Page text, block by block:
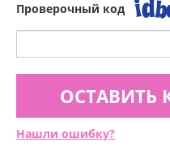
Проверочный код
ОСТАВИТЬ
Нашли ошибку?